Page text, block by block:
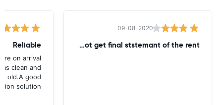
09-08-2020
until today - did not get final ststemant of the rent !!
Reliable
on arrival
clean and
old.A good
solution